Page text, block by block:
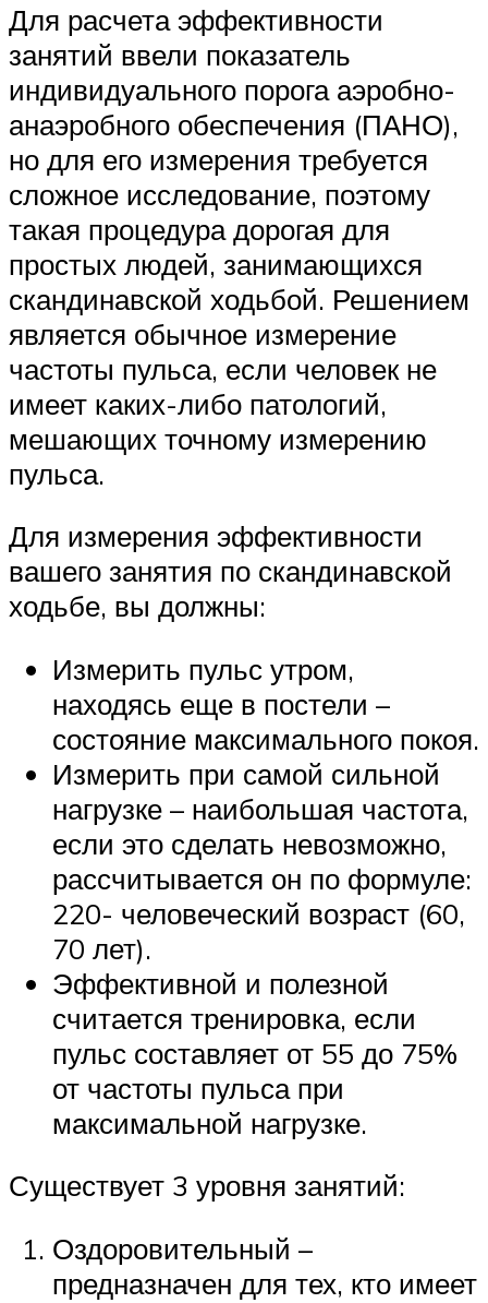
Для расчета эффективности
занятий ввели показатель
индивидуального порога аэробно-
анаэробного обеспечения (ПАНО),
но для его измерения требуется
сложное исследование, поэтому
такая процедура дорогая для
простых людей, занимающихся
скандинавской ходьбой. Решением
является обычное измерение
частоты пульса, если человек не
имеет каких-либо патологий,
мешающих точному измерению
пульса.
Для измерения эффективности
вашего занятия по скандинавской
ходьбе, вы должны:
Измерить пульс утром,
находясь еще в постели –
состояние максимального покоя.
Измерить при самой сильной
нагрузке – наибольшая частота,
если это сделать невозможно,
рассчитывается он по формуле:
220- человеческий возраст (60,
70 лет).
Эффективной и полезной
считается тренировка, если
пульс составляет от 55 до 75%
от частоты пульса при
максимальной нагрузке.
Существует 3 уровня занятий:
Оздоровительный –
предназначен для тех, кто имеет